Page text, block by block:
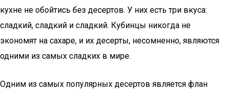
кухне не обойтись без десертов. У них есть три вкуса:
сладкий, сладкий и сладкий. Кубинцы никогда не
экономят на сахаре, и их десерты, несомненно, являются
одними из самых сладких в мире.
Одним из самых популярных десертов является флан